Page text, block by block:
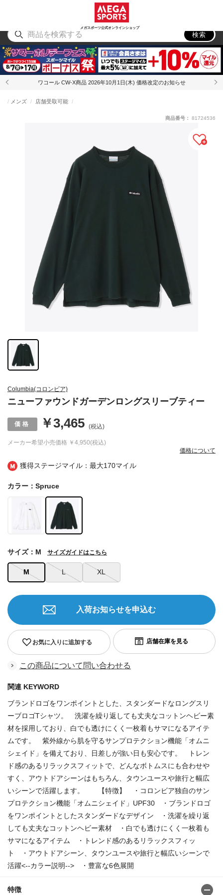
メガスポーツ公式オンラインショップ
アウトドア
検索
ワコール CW-X商品 2026年10月1日(木) 価格改定のお知らせ
獲得ステージマイル：最大170マイル
Columbia(コロンビア)
ニューファウンドガーデンロングスリーブティー
メンズ 店舗受取可能
メーカー希望小売価格 ￥4,950(税込)
￥3,465 (税込)
価格について
商品番号： 81724536
カラー：Spruce
M L XL
サイズ：M サイズガイドはこちら
お気に入りに追加する
入荷お知らせを申込む
この商品について問い合わせる
関連 KEYWORD
ブランドロゴをワンポイントとした、スタンダードなロングスリ
ーブロゴTシャツ。 洗濯を繰り返しても丈夫なコットンヘビー素
材を採用しており、白でも透けにくく一枚着もサマになるアイテ
ムです。 紫外線から肌を守るサンプロテクション機能「オムニ
シェイド」を備えており、日差しが強い日も安心です。 トレン
ド感のあるリラックスフィットで、どんなボトムスにも合わせや
すく、アウトドアシーンはもちろん、タウンユースや旅行と幅広
いシーンで活躍します。 【特徴】 ・コロンビア独自のサン
プロテクション機能「オムニシェイド」UPF30 ・ブランドロゴ
をワンポイントとしたスタンダードなデザイン ・洗濯を繰り返
しても丈夫なコットンヘビー素材 ・白でも透けにくく一枚着も
サマになるアイテム ・トレンド感のあるリラックスフィッ
ト ・アウトドアシーン、タウンユースや旅行と幅広いシーンで
活躍<--カラー説明--> ・豊富な6色展開
特徴